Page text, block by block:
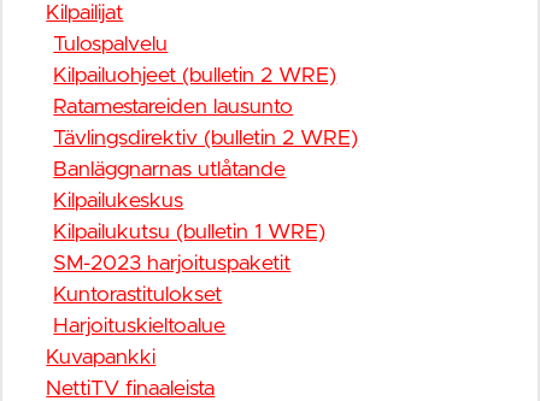
Kilpailijat
Tulospalvelu
Kilpailuohjeet (bulletin 2 WRE)
Ratamestareiden lausunto
Tävlingsdirektiv (bulletin 2 WRE)
Banläggnarnas utlåtande
Kilpailukeskus
Kilpailukutsu (bulletin 1 WRE)
SM-2023 harjoituspaketit
Kuntorastitulokset
Harjoituskieltoalue
Kuvapankki
NettiTV finaaleista